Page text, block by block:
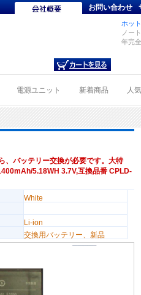
お問い合わせ
ホッ
ノー
年完
電源ユニット 新着商品 人
、バッテリー交換が必要です。大特
5.18WH 3.7V,互換品番 CPLD-
White
Li-ion
交換用バッテリー、新品